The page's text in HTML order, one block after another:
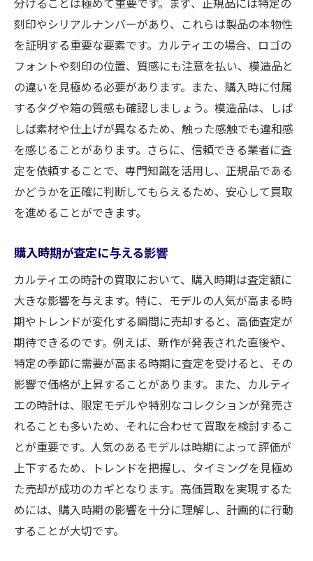
刻印やシリアルナンバーがあり、これらは製品の本物性
を証明する重要な要素です。カルティエの場合、ロゴの
フォントや刻印の位置、質感にも注意を払い、模造品と
の違いを見極める必要があります。また、購入時に付属
するタグや箱の質感も確認しましょう。模造品は、しば
しば素材や仕上げが異なるため、触った感触でも違和感
を感じることがあります。さらに、信頼できる業者に査
定を依頼することで、専門知識を活用し、正規品である
かどうかを正確に判断してもらえるため、安心して買取
を進めることができます。
購入時期が査定に与える影響
カルティエの時計の買取において、購入時期は査定額に
大きな影響を与えます。特に、モデルの人気が高まる時
期やトレンドが変化する瞬間に売却すると、高価査定が
期待できるのです。例えば、新作が発表された直後や、
特定の季節に需要が高まる時期に査定を受けると、その
影響で価格が上昇することがあります。また、カルティ
エの時計は、限定モデルや特別なコレクションが発売さ
れることも多いため、それに合わせて買取を検討するこ
とが重要です。人気のあるモデルは時期によって評価が
上下するため、トレンドを把握し、タイミングを見極め
た売却が成功のカギとなります。高価買取を実現するた
めには、購入時期の影響を十分に理解し、計画的に行動
することが大切です。